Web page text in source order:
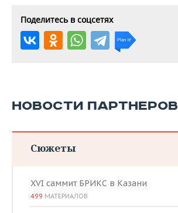
Поделитесь в соцсетях
НОВОСТИ ПАРТНЕРОВ
Сюжеты
XVI саммит БРИКС в Казани
499 МАТЕРИАЛОВ